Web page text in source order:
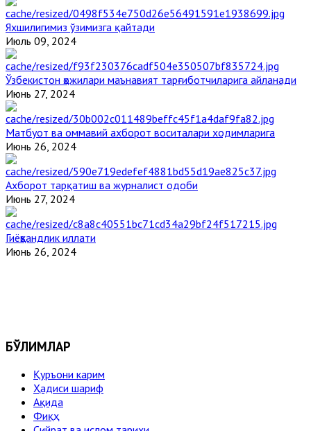
Яхшилигимиз ўзимизга қайтади
Июль 09, 2024
Ўзбекистон ҳожилари маънавият тарғиботчиларига айланади
Июнь 27, 2024
Матбуот ва оммавий ахборот воситалари ходимларига
Июнь 26, 2024
Ахборот тарқатиш ва журналист одоби
Июнь 27, 2024
Гиёҳвандлик иллати
Июнь 26, 2024
БЎЛИМЛАР
Қуръони карим
Ҳадиси шариф
Ақида
Фиқҳ